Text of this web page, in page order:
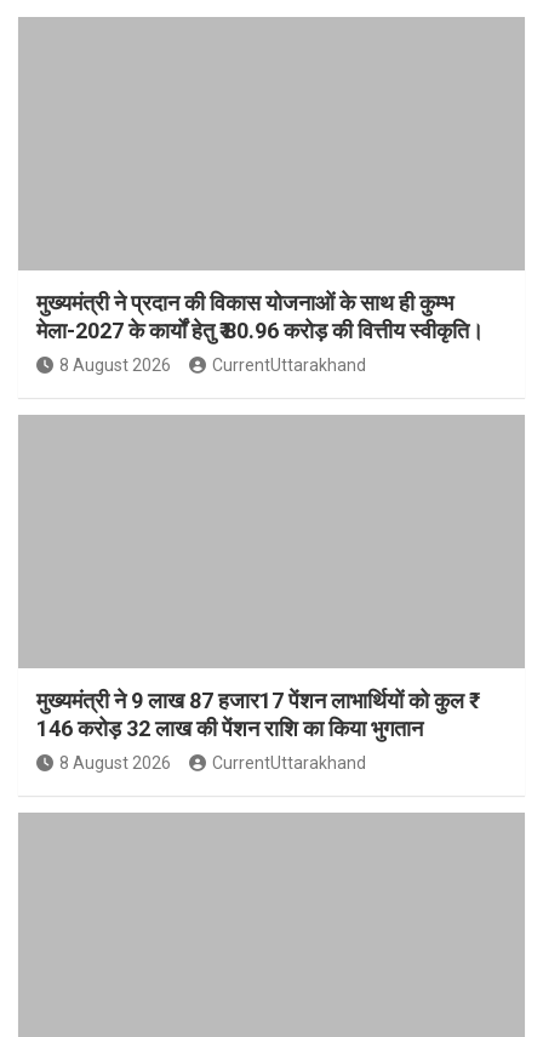
मुख्यमंत्री ने प्रदान की विकास योजनाओं के साथ ही कुम्भ
मेला-2027 के कार्यों हेतु ₹ 80.96 करोड़ की वित्तीय स्वीकृति।
8 August 2026 CurrentUttarakhand
मुख्यमंत्री ने 9 लाख 87 हजार17 पेंशन लाभार्थियों को कुल ₹
146 करोड़ 32 लाख की पेंशन राशि का किया भुगतान
8 August 2026 CurrentUttarakhand